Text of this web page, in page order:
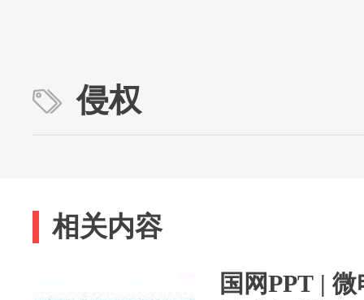
侵权
相关内容
国网PPT |